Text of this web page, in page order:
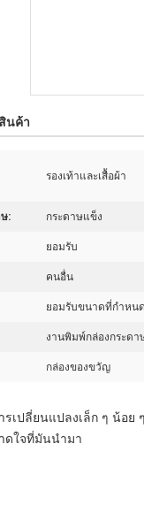
นค้า
รองเท้าและเสื้อผ้า
: กระดาษแข็ง
ยอมรับ
คนอื่น
ยอมรับขนาดที่กำหน
งานพิมพ์กล่องกระดา
กล่องของขวัญ
ารเปลี่ยนแปลงเล็ก ๆ น้
ดใจที่มันนํามา